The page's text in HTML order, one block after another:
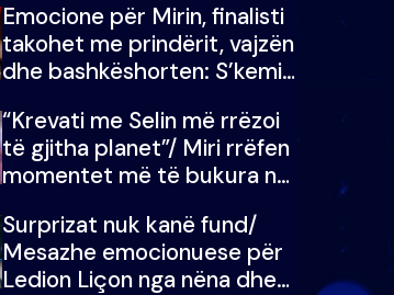
fituar çmimin e madh
Emocione për Mirin, finalisti
takohet me prindërit, vajzën
dhe bashkëshorten: S’kemi
“Krevati me Selin më rrëzoi
të gjitha planet”/ Miri rrëfen
momentet më të bukura në
mungojë zilja e mëngjesit
kur…
Surprizat nuk kanë fund/
Mesazhe emocionuese për
Ledion Liçon nga nëna dhe